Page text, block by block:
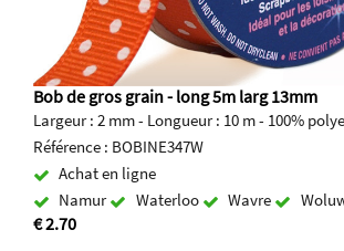
Bob de gros grain - long 5m larg 13mm
Largeur : 2 mm - Longueur : 10 m - 100%
Référence : BOBINE347W
Achat en ligne
Namur
Waterloo Wavre
€ 2.70